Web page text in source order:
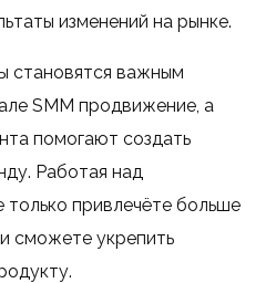
изменений на рынке.
становятся важным
SMM продвижение, а
помогают создать
Работая над
только привлечёте больше
сможете укрепить